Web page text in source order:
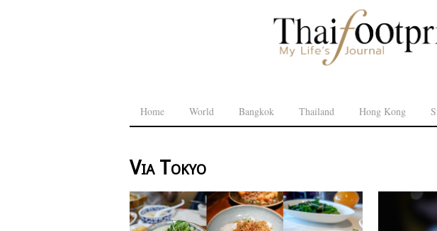
Home World Bangkok Thailand Hong Kong
Via Tokyo